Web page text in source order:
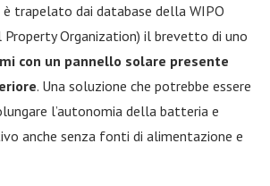
trapelato dai database della WIPO
Organization) il brevetto di uno
con un pannello solare presente
. Una soluzione che potrebbe essere
l’autonomia della batteria e
anche senza fonti di alimentazione e